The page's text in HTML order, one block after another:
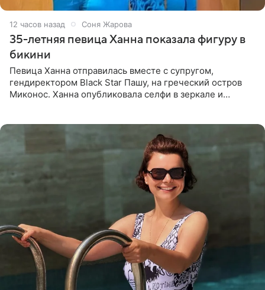
12 часов назад Соня Жарова
35-летняя певица Ханна показала фигуру в
бикини
Певица Ханна отправилась вместе с супругом,
гендиректором Black Star Пашу, на греческий остров
Миконос. Ханна опубликовала селфи в зеркале и